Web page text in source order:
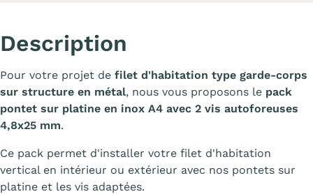
Description
Pour votre projet de filet d'habitation type garde-corps
sur structure en métal, nous vous proposons le pack
pontet sur platine en inox A4 avec 2 vis autoforeuses
4,8x25 mm.
Ce pack permet d'installer votre filet d'habitation
vertical en intérieur ou extérieur avec nos pontets sur
platine et les vis adaptées.